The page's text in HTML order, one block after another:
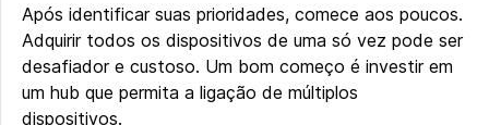
Após identificar suas prioridades, comece aos poucos.
Adquirir todos os dispositivos de uma só vez pode ser
desafiador e custoso. Um bom começo é investir em
um hub que permita a ligação de múltiplos
dispositivos.